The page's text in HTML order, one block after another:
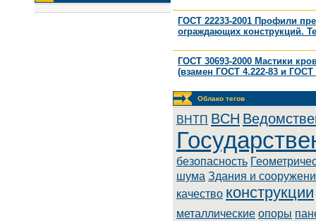
ГОСТ 22233-2001 Профили
ограждающих конструкций.
ГОСТ 30693-2000 Мастики
(взамен ГОСТ 4.222-83 и ГОСТ
Облако тегов
BHTП BCH
безопасность
шума Здания и
качество конструкции
металлические опоры